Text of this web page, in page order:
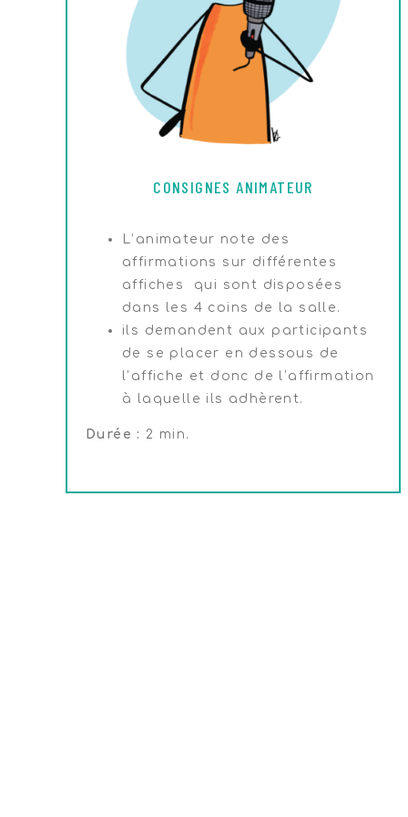
CONSIGNES ANIMATEUR
L’animateur note des
affirmations sur différentes
affiches qui sont disposées
dans les 4 coins de la salle.
ils demandent aux participants
de se placer en dessous de
l’affiche et donc de l’affirmation
à laquelle ils adhèrent.
Durée : 2 min.